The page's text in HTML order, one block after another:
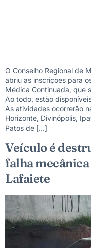
O Conselho Regional de
abriu as inscrições para
Médica Continuada, que
Ao todo, estão
As atividades ocorrerão
Horizonte, Divinópolis,
Patos de […]
Veículo é
falha
Lafaiete